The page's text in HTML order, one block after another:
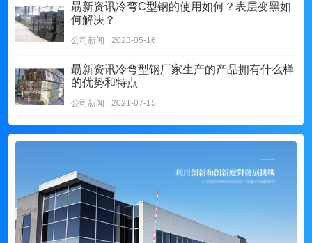
朂新资讯冷弯C型钢的使用如何？表层变黑如
何解决？
公司新闻 2023-05-16
朂新资讯冷弯型钢厂家生产的产品拥有什么样
的优势和特点
公司新闻 2021-07-15